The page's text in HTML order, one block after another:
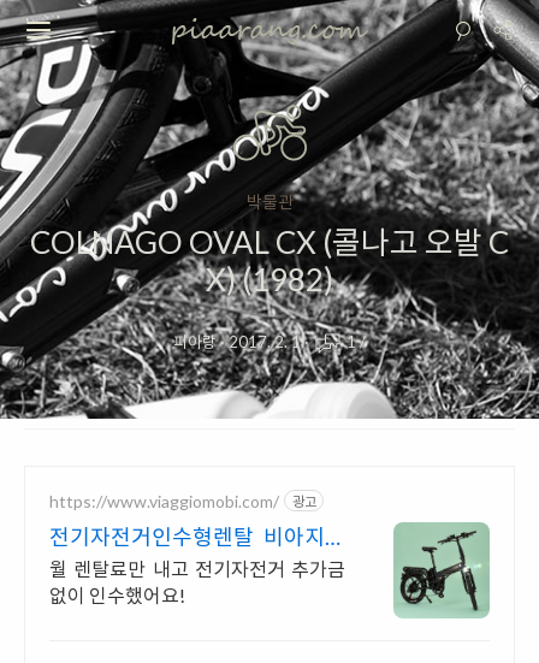
박물관
COLNAGO OVAL CX (콜나고 오발 C
X) (1982)
피아랑·2017. 2. 1· 1/
https://www.viaggiomobi.com/ 광고
전기자전거인수형렌탈 비아지오
추가금0원, 출퇴근자전거마련
월 렌탈료만 내고 전기자전거 추가금
없이 인수했어요!